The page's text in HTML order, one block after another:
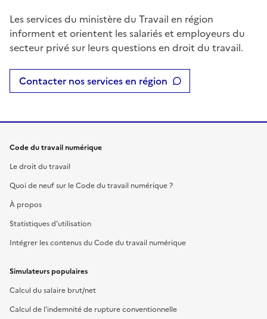
Les services du ministère du Travail en région
informent et orientent les salariés et employeurs du
secteur privé sur leurs questions en droit du travail.
Contacter nos services en région
Code du travail numérique
Le droit du travail
Quoi de neuf sur le Code du travail numérique ?
À propos
Statistiques d'utilisation
Intégrer les contenus du Code du travail numérique
Simulateurs populaires
Calcul du salaire brut/net
Calcul de l'indemnité de rupture conventionnelle